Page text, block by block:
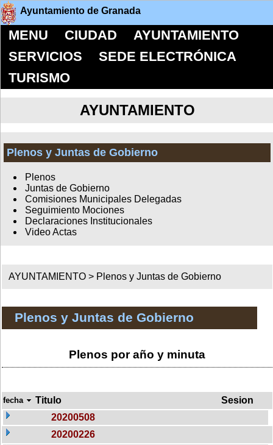
Ayuntamiento de Granada
MENU CIUDAD
AYUNTAMIENTO
SERVICIOS
SEDE ELECTRÓNICA
TURISMO
AYUNTAMIENTO
Plenos y Juntas de Gobierno
Plenos
Juntas de Gobierno
Comisiones Municipales Delegadas
Seguimiento Mociones
Declaraciones Institucionales
Video Actas
AYUNTAMIENTO > Plenos y Juntas de Gobierno
Plenos y Juntas de Gobierno
Plenos por año y minuta
fecha Titulo
Sesion
20200508
20200226